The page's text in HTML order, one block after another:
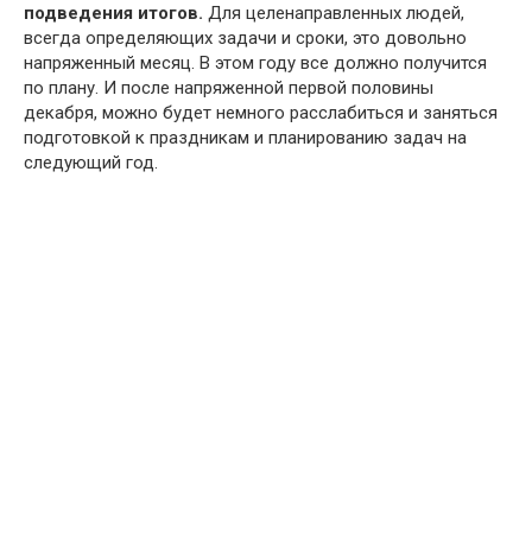
подведения итогов. Для целенаправленных людей,
всегда определяющих задачи и сроки, это довольно
напряженный месяц. В этом году все должно получится
по плану. И после напряженной первой половины
декабря, можно будет немного расслабиться и заняться
подготовкой к праздникам и планированию задач на
следующий год.